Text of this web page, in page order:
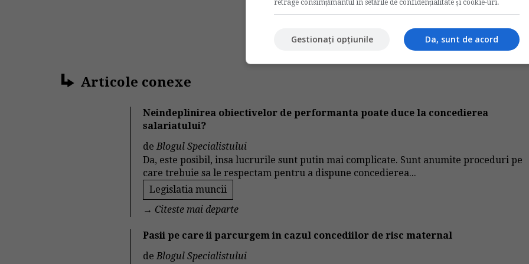
Nota:5din1voturi
Articole conexe
Neindeplinirea obiectivelor de performanta poate duce la concedierea
salariatului?
deBlogul Specialistului
Da, este posibil, insa lucrurile sunt putin mai complicate. Sunt anumite proceduri pe
care trebuie sa le respectam pentru a dispune concedierea...
Legislatia muncii
→ Citeste mai departe
Pasii pe care ii parcurgem in cazul concediilor de risc maternal
deBlogul Specialistului
retrage consimțământul în setările de confidențialitate și cookie-uri.
Da, sunt de acord
Gestionați opțiunile